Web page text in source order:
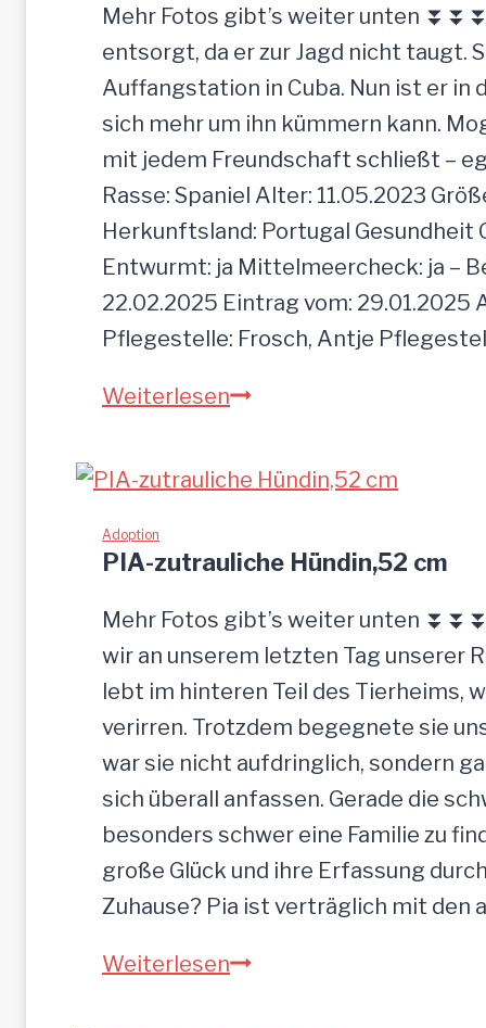
r
d
e
e
i
n
f
a
c
h
u
ü
g
e
l
a
s
s
e
n
Mehr Fotos gibt’s weiter unten
entsorgt, da er zur Jagd nicht taugt.
Auffangstation in Cuba. Nun ist er in
sich mehr um ihn kümmern kann.
mit jedem Freundschaft schließt –
Rasse: Spaniel Alter: 11.05.2023
Herkunftsland: Portugal Gesundheit
Entwurmt: ja Mittelmeercheck: ja –
22.02.2025 Eintrag vom: 29.01.2025
Pflegestelle: Frosch, Antje
WeiterlesenM
G
Adoption
PIA-zutrauliche Hündin,52 cm
Mehr Fotos gibt’s weiter unten
wir an unserem letzten Tag unserer
lebt im hinteren Teil des Tierheims,
verirren. Trotzdem begegnete sie
war sie nicht aufdringlich, sondern
sich überall anfassen. Gerade die
besonders schwer eine Familie zu
große Glück und ihre Erfassung
Zuhause? Pia ist verträglich mit den
WeiterlesenP